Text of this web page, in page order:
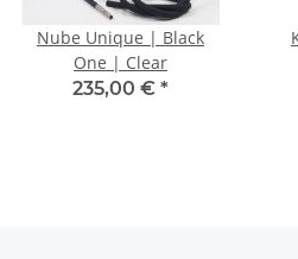
Nube Unique | Black
One | Clear
235,00 € *